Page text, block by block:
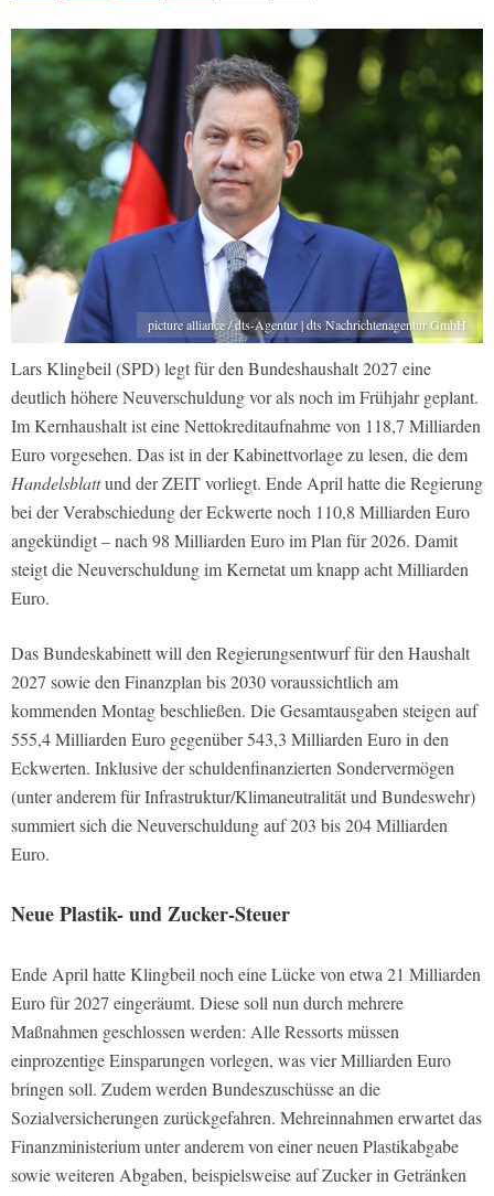
picture alliance / dts-Agentur | dts Nachrichtenagentur GmbH
Lars Klingbeil (SPD) legt für den Bundeshaushalt 2027 eine
deutlich höhere Neuverschuldung vor als noch im Frühjahr geplant.
Im Kernhaushalt ist eine Nettokreditaufnahme von 118,7 Milliarden
Euro vorgesehen. Das ist in der Kabinettvorlage zu lesen, die dem
Handelsblattund der ZEIT vorliegt. Ende April hatte die Regierung
bei der Verabschiedung der Eckwerte noch 110,8 Milliarden Euro
angekündigt – nach 98 Milliarden Euro im Plan für 2026. Damit
steigt die Neuverschuldung im Kernetat um knapp acht Milliarden
Euro.
Das Bundeskabinett will den Regierungsentwurf für den Haushalt
2027 sowie den Finanzplan bis 2030 voraussichtlich am
kommenden Montag beschließen. Die Gesamtausgaben steigen auf
555,4 Milliarden Euro gegenüber 543,3 Milliarden Euro in den
Eckwerten. Inklusive der schuldenfinanzierten Sondervermögen
(unter anderem für Infrastruktur/Klimaneutralität und Bundeswehr)
summiert sich die Neuverschuldung auf 203 bis 204 Milliarden
Euro.
Neue Plastik- und Zucker-Steuer
Ende April hatte Klingbeil noch eine Lücke von etwa 21 Milliarden
Euro für 2027 eingeräumt. Diese soll nun durch mehrere
Maßnahmen geschlossen werden: Alle Ressorts müssen
einprozentige Einsparungen vorlegen, was vier Milliarden Euro
bringen soll. Zudem werden Bundeszuschüsse an die
Sozialversicherungen zurückgefahren. Mehreinnahmen erwartet das
Finanzministerium unter anderem von einer neuen Plastikabgabe
sowie weiteren Abgaben, beispielsweise auf Zucker in Getränken